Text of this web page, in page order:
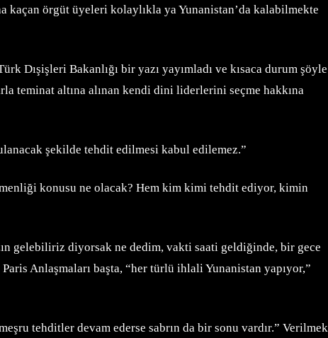
kaçan örgüt üyeleri kolaylıkla ya Yunanistan’da kalabilmekte
Dışişleri Bakanlığı bir yazı yayımladı ve kısaca durum şöyle
teminat altına alınan kendi dini liderlerini seçme hakkına
şekilde tehdit edilmesi kabul edilemez.”
konusu ne olacak? Hem kim kimi tehdit ediyor, kimin
gelebiliriz diyorsak ne dedim, vakti saati geldiğinde, bir gece
Anlaşmaları başta, “her türlü ihlali Yunanistan yapıyor,”
tehditler devam ederse sabrın da bir sonu vardır.” Verilmek